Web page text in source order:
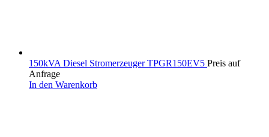
150kVA Diesel Stromerzeuger TPGR150EV5 Preis auf
Anfrage
In den Warenkorb